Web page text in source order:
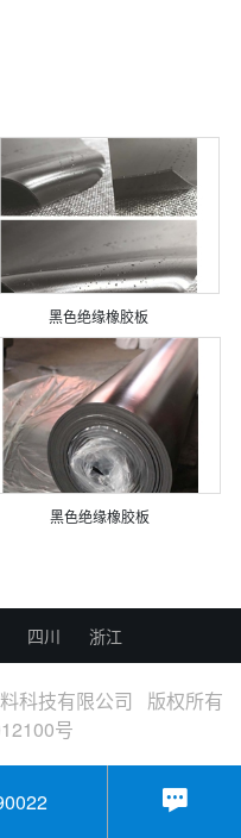
黑色绝缘橡胶板
黑色绝缘橡胶板
四川 浙江
科技有限公司 版权所有
号